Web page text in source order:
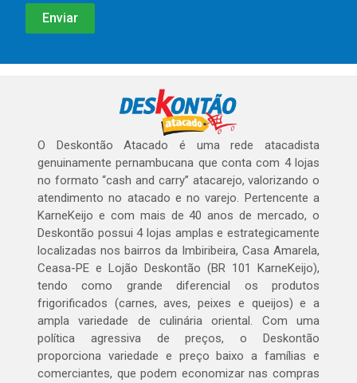
O Deskontão Atacado é uma rede atacadista
genuinamente pernambucana que conta com 4 lojas
no formato “cash and carry” atacarejo, valorizando o
atendimento no atacado e no varejo. Pertencente a
KarneKeijo e com mais de 40 anos de mercado, o
Deskontão possui 4 lojas amplas e estrategicamente
localizadas nos bairros da Imbiribeira, Casa Amarela,
Ceasa-PE e Lojão Deskontão (BR 101 KarneKeijo),
tendo como grande diferencial os produtos
frigorificados (carnes, aves, peixes e queijos) e a
ampla variedade de culinária oriental. Com uma
política agressiva de preços, o Deskontão
proporciona variedade e preço baixo a famílias e
comerciantes, que podem economizar nas compras